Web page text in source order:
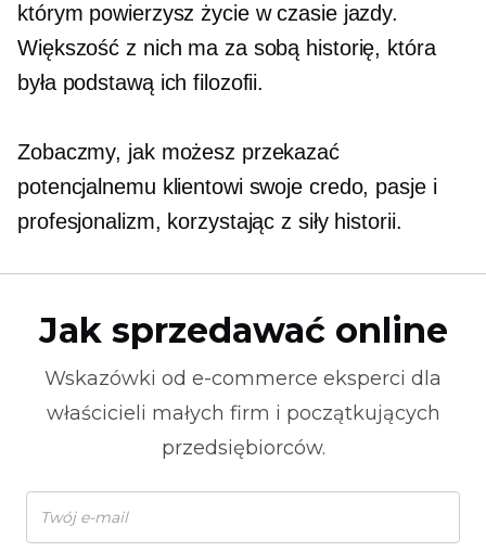
którym powierzysz życie w czasie jazdy.
Większość z nich ma za sobą historię, która
była podstawą ich filozofii.
Zobaczmy, jak możesz przekazać
potencjalnemu klientowi swoje credo, pasje i
profesjonalizm, korzystając z siły historii.
Jak sprzedawać online
Wskazówki od e-commerce eksperci dla
właścicieli małych firm i początkujących
przedsiębiorców.